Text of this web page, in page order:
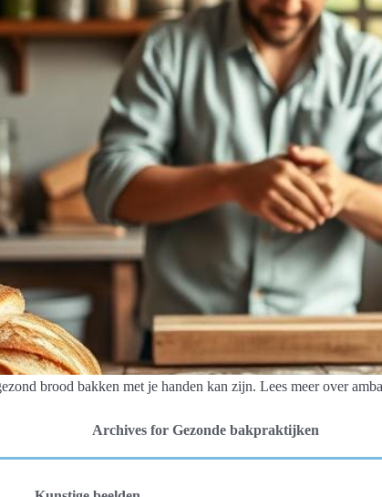
brood bakken met je handen kan zijn. Lees meer over
Archives for Gezonde bakpraktijken